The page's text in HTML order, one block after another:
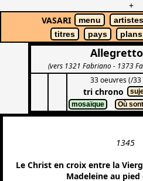
+
VASARI
menu artistes
titres
pays plans
(vers 1321 Fabriano - 1373
33 oeuvres (/
tri chrono
mosaïque
Où
1345
Le Christ en croix entre la
Madeleine au